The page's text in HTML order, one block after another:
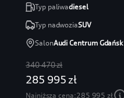
Typ paliwadiesel
Typ nadwoziaSUV
SalonAudi Centrum Gdańsk
340 470 zł
285 995 zł
Najniższa cena:285 995 zł